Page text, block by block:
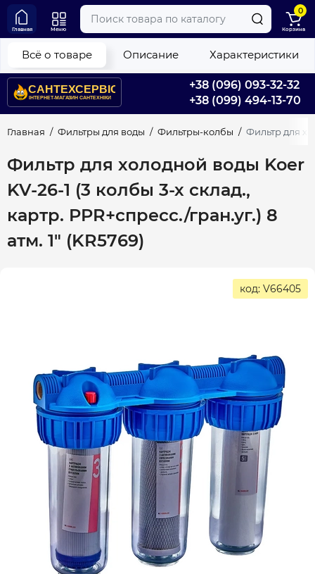
+38 (096) 093-32-32
+38 (099) 494-13-70
Главная Меню
0
Корзина
Главная Фильтры для воды Фильтры-колбы Фильтр для
Фильтр для холодной воды Koer
KV-26-1 (3 колбы 3-х склад.,
картр. PPR+спресс./гран.уг.) 8
атм. 1" (KR5769)
Всё о товаре Описание Характеристики
код: V66405